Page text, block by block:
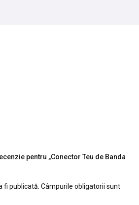
pentru „Conector Teu de Banda
fi publicată. Câmpurile obligatorii sunt